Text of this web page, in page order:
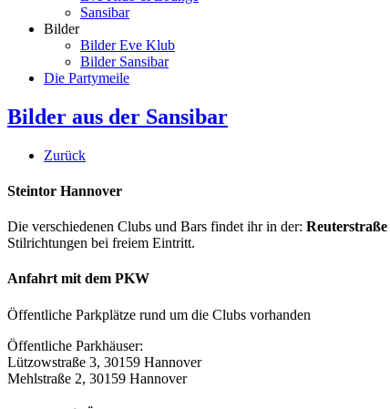
Sansibar
Bilder
Bilder Eve Klub
Bilder Sansibar
Die Partymeile
Bilder aus der Sansibar
Zurück
Steintor Hannover
Die verschiedenen Clubs und Bars findet ihr in der: Reuterstraße
Stilrichtungen bei freiem Eintritt.
Anfahrt mit dem PKW
Öffentliche Parkplätze rund um die Clubs vorhanden
Öffentliche Parkhäuser:
Lützowstraße 3, 30159 Hannover
Mehlstraße 2, 30159 Hannover